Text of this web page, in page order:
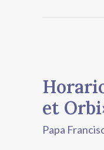
et
Papa
la
Bendición
Extraordinaria
«Urbi